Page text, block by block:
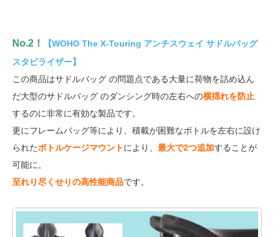
No.2！
【WOHO The X-Touring アンチスウェイ サドルバッグ
スタビライザー】
この商品はサドルバッグ の問題点である大量に荷物を詰め込ん
だ大型のサドルバッグ のダンシング時の左右への横揺れを防止
するのに非常に有効な製品です。
更にフレームバッグ等により、積載が困難なボトルを左右に設け
られたボトルケージマウントにより、 最大で2つ追加することが
可能に。
至れり尽くせりの高性能商品です。